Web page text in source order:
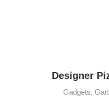
Designer
Gadgets,